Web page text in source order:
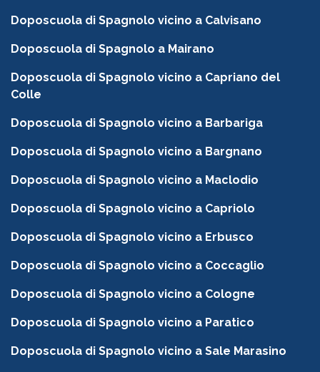
Doposcuola di Spagnolo vicino a Calvisano
Doposcuola di Spagnolo a Mairano
Doposcuola di Spagnolo vicino a Capriano del
Colle
Doposcuola di Spagnolo vicino a Barbariga
Doposcuola di Spagnolo vicino a Bargnano
Doposcuola di Spagnolo vicino a Maclodio
Doposcuola di Spagnolo vicino a Capriolo
Doposcuola di Spagnolo vicino a Erbusco
Doposcuola di Spagnolo vicino a Coccaglio
Doposcuola di Spagnolo vicino a Cologne
Doposcuola di Spagnolo vicino a Paratico
Doposcuola di Spagnolo vicino a Sale Marasino